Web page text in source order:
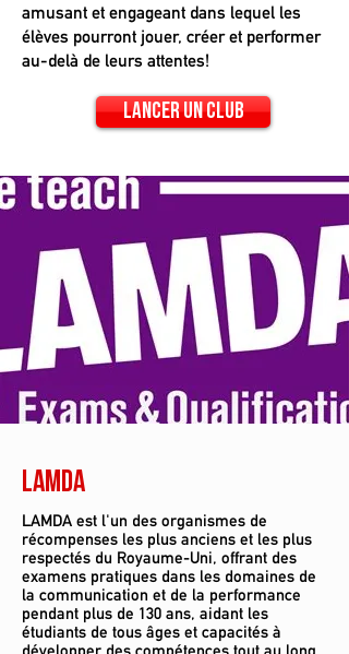
amusant et engageant dans lequel les
élèves pourront jouer, créer et performer
au-delà de leurs attentes!
Lancer un club
LAMDA
LAMDA est l'un des organismes de
récompenses les plus anciens et les plus
respectés du Royaume-Uni, offrant des
examens pratiques dans les domaines de
la communication et de la performance
pendant plus de 130 ans, aidant les
étudiants de tous âges et capacités à
développer des compétences tout au long